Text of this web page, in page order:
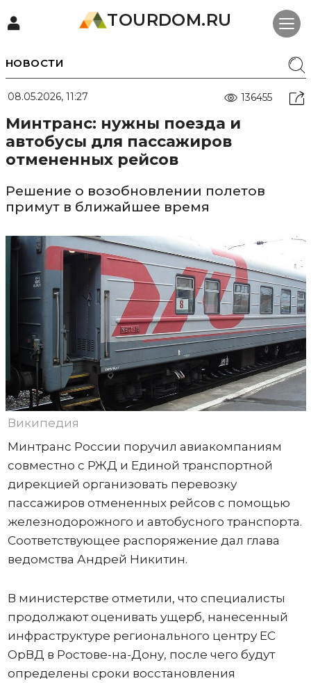
TOURDOM.RU
НОВОСТИ
08.05.2026, 11:27 136455
Минтранс: нужны поезда и
автобусы для пассажиров
отмененных рейсов
Решение о возобновлении полетов
примут в ближайшее время
Википедия
Минтранс России поручил авиакомпаниям
совместно с РЖД и Единой транспортной
дирекцией организовать перевозку
пассажиров отмененных рейсов с помощью
железнодорожного и автобусного транспорта.
Соответствующее распоряжение дал глава
ведомства Андрей Никитин.
В министерстве отметили, что специалисты
продолжают оценивать ущерб, нанесенный
инфраструктуре регионального центру ЕС
ОрВД в Ростове-на-Дону, после чего будут
определены сроки восстановления